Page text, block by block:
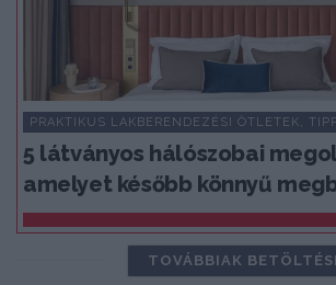
PRAKTIKUS LAKBERENDEZÉSI ÖTLETEK,
5 látványos hálószobai
amelyet később könnyű
TOVÁBBIAK